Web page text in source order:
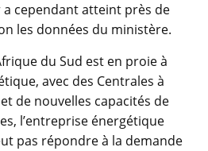
a cependant atteint près de
les données du ministère.
du Sud est en proie à
avec des Centrales à
de nouvelles capacités de
l’entreprise énergétique
pas répondre à la demande